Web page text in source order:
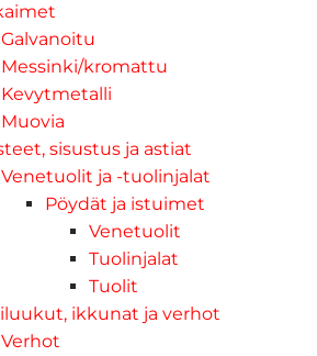
Galvanoitu
Messinki/kromattu
Kevytmetalli
Muovia
sisustus ja astiat
Venetuolit ja -tuolinjalat
Pöydät ja istuimet
Venetuolit
Tuolinjalat
Tuolit
ikkunat ja verhot
Verhot